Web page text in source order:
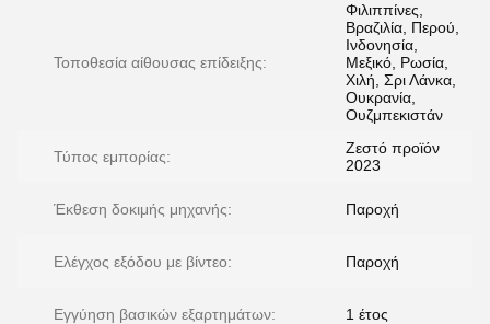
Τοποθεσία αίθουσας επίδειξης:
Φιλιππίνες,
Βραζιλία, Περού,
Ινδονησία,
Μεξικό, Ρωσία,
Χιλή, Σρι Λάνκα,
Ουκρανία,
Ουζμπεκιστάν
Τύπος εμπορίας:
Ζεστό προϊόν
2023
Έκθεση δοκιμής μηχανής: Παροχή
Ελέγχος εξόδου με βίντεο: Παροχή
Εγγύηση βασικών εξαρτημάτων: 1 έτος